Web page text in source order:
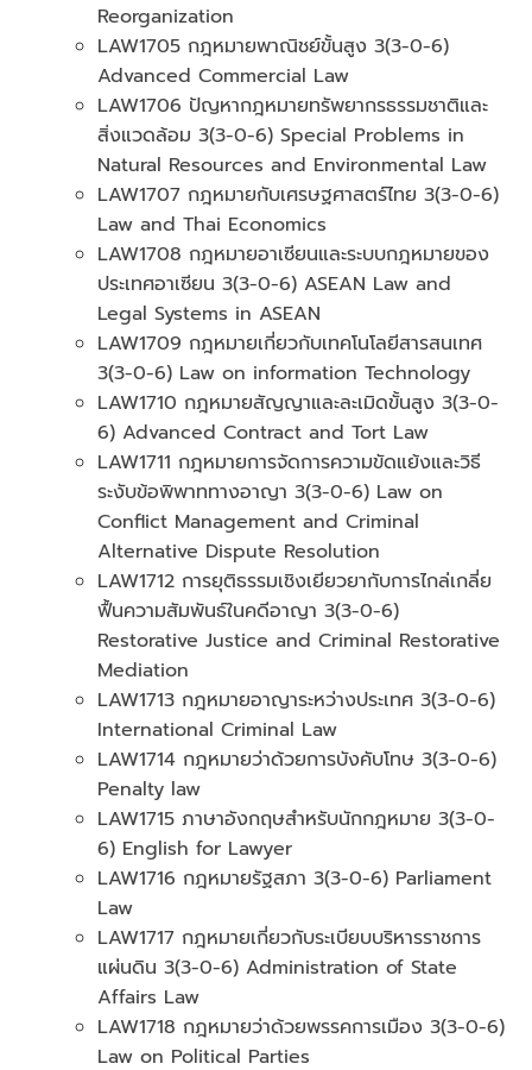
Reorganization
LAW1705 กฎหมายพาณิชย์ขั้นสูง 3(3-0-6)
Advanced Commercial Law
LAW1706 ปัญหากฎหมายทรัพยากรธรรมชาติและ
สิ่งแวดล้อม 3(3-0-6) Special Problems in
Natural Resources and Environmental Law
LAW1707 กฎหมายกับเศรษฐศาสตร์ไทย 3(3-0-6)
Law and Thai Economics
LAW1708 กฎหมายอาเซียนและระบบกฎหมายของ
ประเทศอาเซียน 3(3-0-6) ASEAN Law and
Legal Systems in ASEAN
LAW1709 กฎหมายเกี่ยวกับเทคโนโลยีสารสนเทศ
3(3-0-6) Law on information Technology
LAW1710 กฎหมายสัญญาและละเมิดขั้นสูง 3(3-0-
6) Advanced Contract and Tort Law
LAW1711 กฎหมายการจัดการความขัดแย้งและวิธี
ระงับข้อพิพาททางอาญา 3(3-0-6) Law on
Conflict Management and Criminal
Alternative Dispute Resolution
LAW1712 การยุติธรรมเชิงเยียวยากับการไกล่เกลี่ย
ฟื้นความสัมพันธ์ในคดีอาญา 3(3-0-6)
Restorative Justice and Criminal Restorative
Mediation
LAW1713 กฎหมายอาญาระหว่างประเทศ 3(3-0-6)
International Criminal Law
LAW1714 กฎหมายว่าด้วยการบังคับโทษ 3(3-0-6)
Penalty law
LAW1715 ภาษาอังกฤษสำหรับนักกฎหมาย 3(3-0-
6) English for Lawyer
LAW1716 กฎหมายรัฐสภา 3(3-0-6) Parliament
Law
LAW1717 กฎหมายเกี่ยวกับระเบียบบริหารราชการ
แผ่นดิน 3(3-0-6) Administration of State
Affairs Law
LAW1718 กฎหมายว่าด้วยพรรคการเมือง 3(3-0-6)
Law on Political Parties